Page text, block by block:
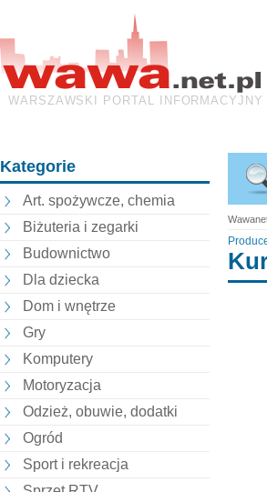
WARSZAWSKI PORTAL INFORMACYJNY
Kategorie
Art. spożywcze, chemia
Biżuteria i zegarki
Budownictwo
Dla dziecka
Dom i wnętrze
Gry
Komputery
Motoryzacja
Odzież, obuwie, dodatki
Ogród
Sport i rekreacja